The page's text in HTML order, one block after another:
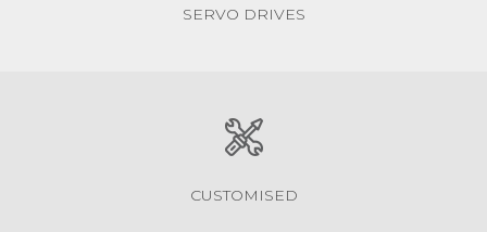
SERVO DRIVES
CUSTOMISED